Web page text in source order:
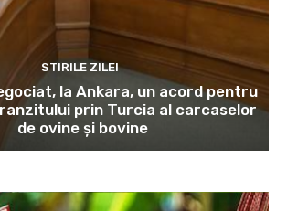
STIRILE ZILEI
la Ankara, un acord pentru
prin Turcia al carcaselor
de ovine și bovine